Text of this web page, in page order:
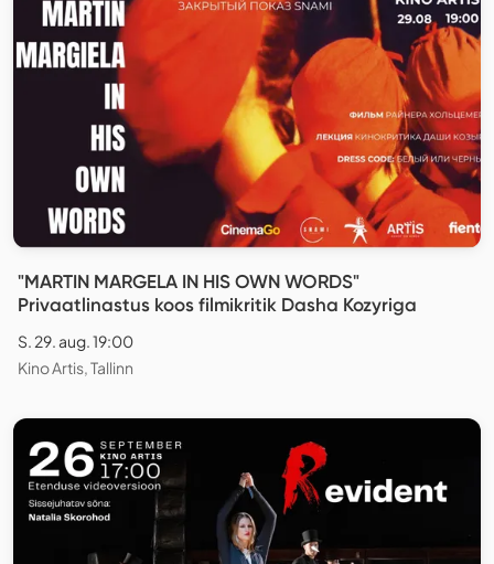
"MARTIN MARGELA IN HIS OWN WORDS"
Privaatlinastus koos filmikritik Dasha Kozyriga
S. 29. aug. 19:00
Kino Artis, Tallinn